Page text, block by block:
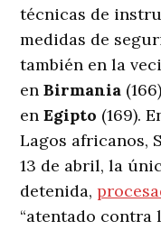
técnicas de
medidas de
también en la
enBirmania
enEgipto (169).
Lagos africanos,
13 de abril, la
detenida,
“atentado